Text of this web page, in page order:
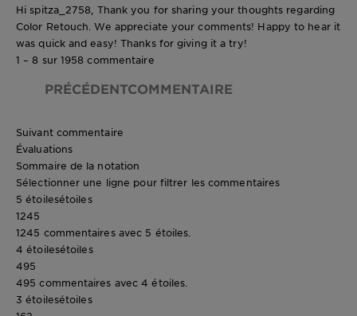
Hi spitza_2758, Thank you for sharing your thoughts regarding
Color Retouch. We appreciate your comments! Happy to hear it
was quick and easy! Thanks for giving it a try!
1 – 8 sur 1958 commentaire
PRÉCÉDENTCOMMENTAIRE
Suivant commentaire
Évaluations
Sommaire de la notation
Sélectionner une ligne pour filtrer les commentaires
5 étoilesétoiles
1245
1245 commentaires avec 5 étoiles.
4 étoilesétoiles
495
495 commentaires avec 4 étoiles.
3 étoilesétoiles